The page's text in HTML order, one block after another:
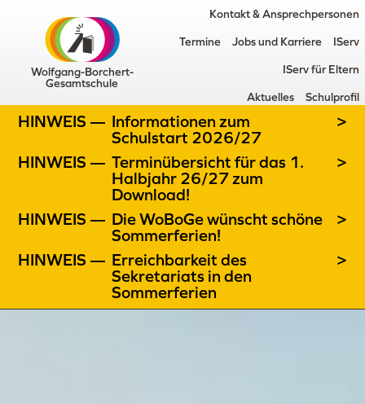
Wolfgang-Borchert-
Gesamtschule
Kontakt & Ansprechpersonen
Termine Jobs und Karriere IServ
IServ für Eltern
Aktuelles Schulprofil
HINWEIS — Informationen zum
Schulstart 2026/27
>
HINWEIS — Terminübersicht für das 1.
Halbjahr 26/27 zum
Download!
>
HINWEIS — Die WoBoGe wünscht schöne
Sommerferien!
>
HINWEIS — Erreichbarkeit des
Sekretariats in den
Sommerferien
>